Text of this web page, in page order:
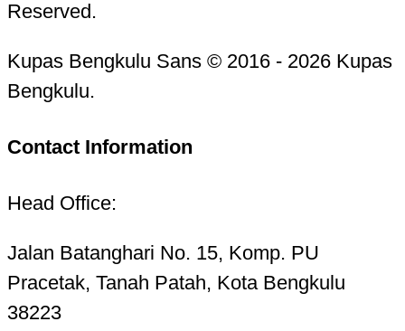
Reserved.
Kupas Bengkulu Sans © 2016 - 2026 Kupas
Bengkulu.
Contact Information
Head Office:
Jalan Batanghari No. 15, Komp. PU
Pracetak, Tanah Patah, Kota Bengkulu
38223